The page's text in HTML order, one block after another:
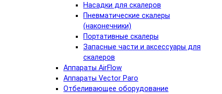
Насадки для скалеров
Пневматические скалеры
(наконечники)
Портативные скалеры
Запасные части и аксессуары для
скалеров
Аппараты AirFlow
Аппараты Vector Paro
Отбеливающее оборудование